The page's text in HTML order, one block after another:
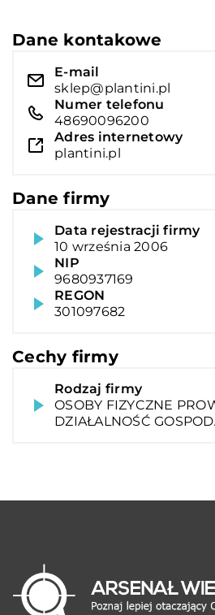
Dane kontakowe
E-mail
sklep@plantini.pl
Numer telefonu
48690096200
Adres internetowy
plantini.pl
Dane firmy
Data rejestracji firmy
10 września 2006
NIP
9680937169
REGON
301097682
Cechy firmy
Rodzaj firmy
OSOBY FIZYCZNE
DZIAŁALNOŚĆ